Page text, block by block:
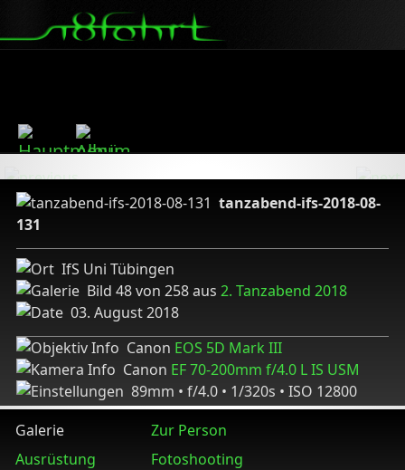
tanzabend-ifs-2018-08-
131
IfS Uni Tübingen
Bild 48 von 258 aus 2. Tanzabend 2018
03. August 2018
Canon EOS 5D Mark III
Canon EF 70-200mm f/4.0 L IS USM
89mm • f/4.0 • 1/320s • ISO 12800
Galerie
Zur Person
Ausrüstung
Fotoshooting